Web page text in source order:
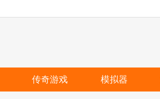
传奇游戏 模拟器